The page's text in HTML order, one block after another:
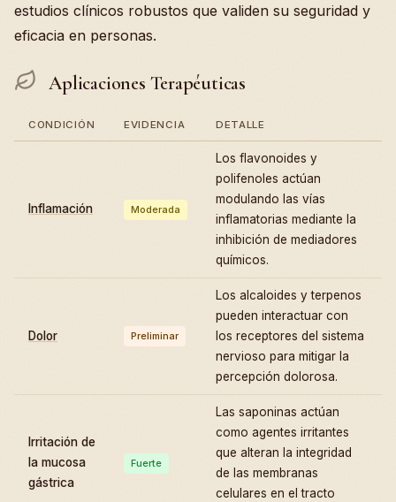
estudios clínicos robustos que validen su seguridad y
eficacia en personas.
Aplicaciones Terapéuticas
CONDICIÓN EVIDENCIA DETALLE
Inflamación Moderada
Los flavonoides y
polifenoles actúan
modulando las vías
inflamatorias mediante la
inhibición de mediadores
químicos.
Dolor Preliminar
Los alcaloides y terpenos
pueden interactuar con
los receptores del sistema
nervioso para mitigar la
percepción dolorosa.
Irritación de
la mucosa
gástrica
Fuerte
Las saponinas actúan
como agentes irritantes
que alteran la integridad
de las membranas
celulares en el tracto